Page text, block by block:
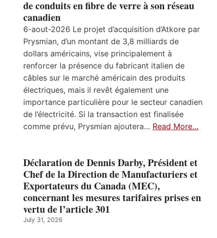
de conduits en fibre de verre à son réseau
canadien
6-aout-2026 Le projet d’acquisition d’Atkore par
Prysmian, d’un montant de 3,8 milliards de
dollars américains, vise principalement à
renforcer la présence du fabricant italien de
câbles sur le marché américain des produits
électriques, mais il revêt également une
importance particulière pour le secteur canadien
de l’électricité. Si la transaction est finalisée
comme prévu, Prysmian ajoutera… Read More…
Déclaration de Dennis Darby, Président et
Chef de la Direction de Manufacturiers et
Exportateurs du Canada (MEC),
concernant les mesures tarifaires prises en
vertu de l’article 301
July 31, 2026